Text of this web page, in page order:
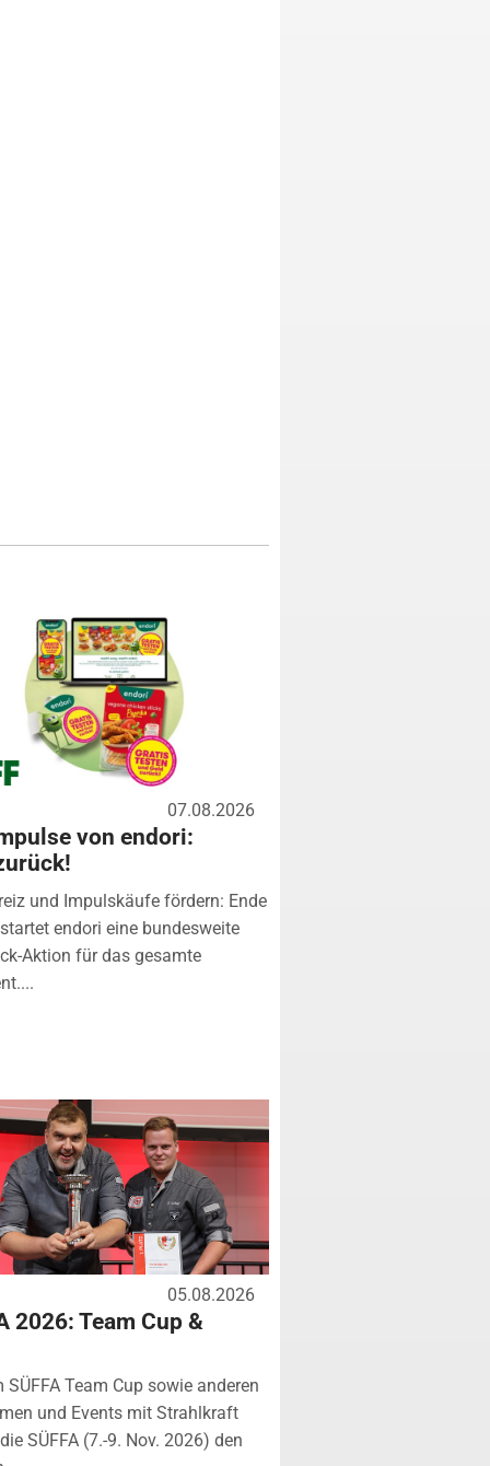
07.08.2026
von endori:
und Impulskäufe fördern: Ende
endori eine bundesweite
Aktion für das gesamte
05.08.2026
2026: Team Cup &
SÜFFA Team Cup sowie anderen
und Events mit Strahlkraft
SÜFFA (7.-9. Nov. 2026) den